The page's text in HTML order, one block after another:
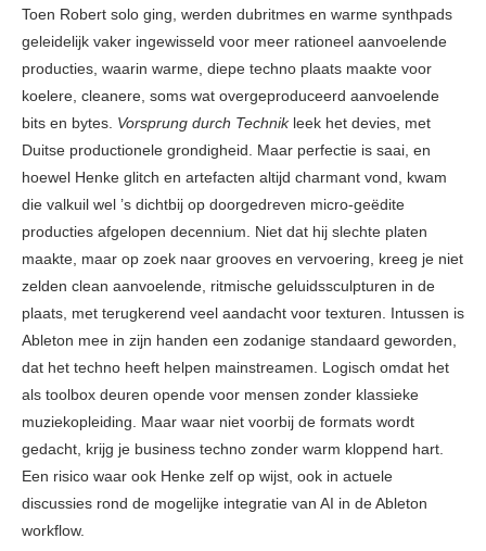
Toen Robert solo ging, werden dubritmes en warme synthpads
geleidelijk vaker ingewisseld voor meer rationeel aanvoelende
producties, waarin warme, diepe techno plaats maakte voor
koelere, cleanere, soms wat overgeproduceerd aanvoelende
bits en bytes. Vorsprung durch Technikleek het devies, met
Duitse productionele grondigheid. Maar perfectie is saai, en
hoewel Henke glitch en artefacten altijd charmant vond, kwam
die valkuil wel ’s dichtbij op doorgedreven micro-geëdite
producties afgelopen decennium. Niet dat hij slechte platen
maakte, maar op zoek naar grooves en vervoering, kreeg je niet
zelden clean aanvoelende, ritmische geluidssculpturen in de
plaats, met terugkerend veel aandacht voor texturen. Intussen is
Ableton mee in zijn handen een zodanige standaard geworden,
dat het techno heeft helpen mainstreamen. Logisch omdat het
als toolbox deuren opende voor mensen zonder klassieke
muziekopleiding. Maar waar niet voorbij de formats wordt
gedacht, krijg je business techno zonder warm kloppend hart.
Een risico waar ook Henke zelf op wijst, ook in actuele
discussies rond de mogelijke integratie van AI in de Ableton
workflow.